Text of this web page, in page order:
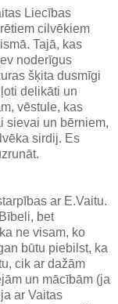
Liecības
cilvēkiem
Tajā, kas
noderīgus
šķita dusmīgi
delikāti un
vēstule, kas
sievai un bērniem,
sirdij. Es
ar E.Vaitu.
bet
ne visam, ko
būtu piebilst, ka
cik ar dažām
un mācībām (ja
ar Vaitas